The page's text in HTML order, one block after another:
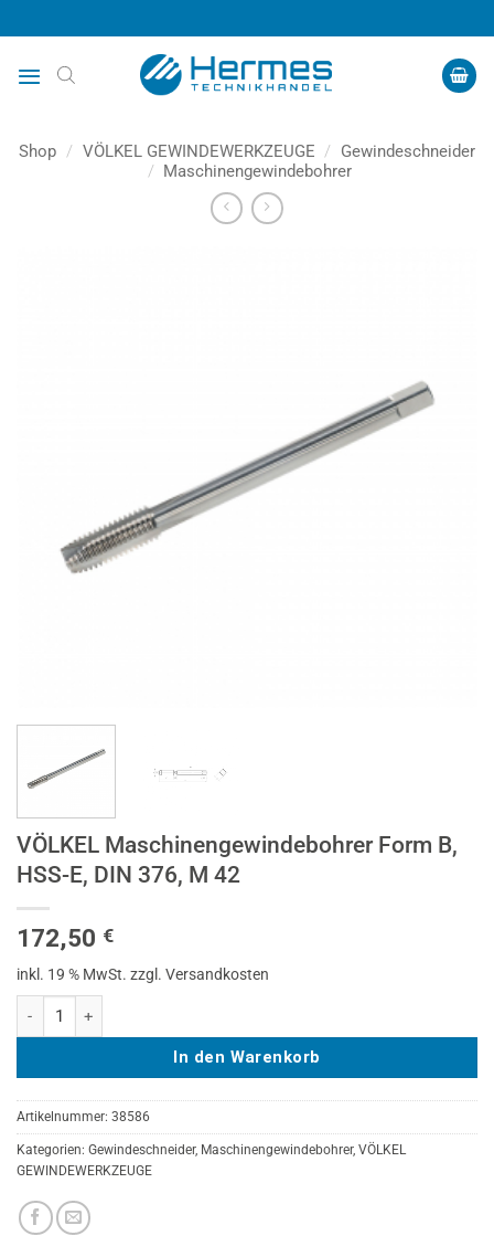
Inhalt
springen
Shop / VÖLKEL GEWINDEWERKZEUGE /
Gewindeschneider
/ Maschinengewindebohrer
VÖLKEL Maschinengewindebohrer Form B,
HSS-E, DIN 376, M 42
172,50 €
inkl. 19 % MwSt. zzgl. Versandkosten
In den Warenkorb
Artikelnummer: 38586
Kategorien: Gewindeschneider, Maschinengewindebohrer, VÖLKEL
GEWINDEWERKZEUGE